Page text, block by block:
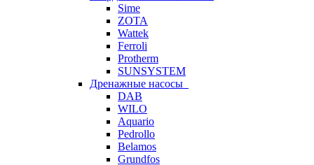
Sime
ZOTA
Wattek
Ferroli
Protherm
SUNSYSTEM
Дренажные насосы
DAB
WILO
Aquario
Pedrollo
Belamos
Grundfos